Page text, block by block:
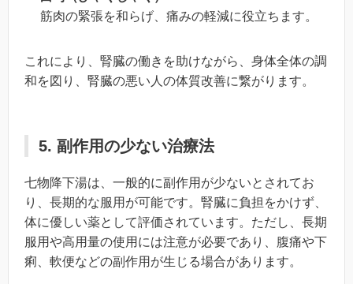
筋肉の緊張を和らげ、痛みの軽減に役立ちます。
これにより、腎臓の働きを助けながら、身体全体の調
和を図り、腎臓の悪い人の体質改善に繋がります。
5. 副作用の少ない治療法
七物降下湯は、一般的に副作用が少ないとされてお
り、長期的な服用が可能です。腎臓に負担をかけず、
体に優しい薬として評価されています。ただし、長期
服用や高用量の使用には注意が必要であり、腹痛や下
痢、軟便などの副作用が生じる場合があります。